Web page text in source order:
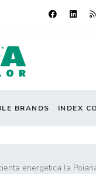
BRANDS INDEX
energetica la